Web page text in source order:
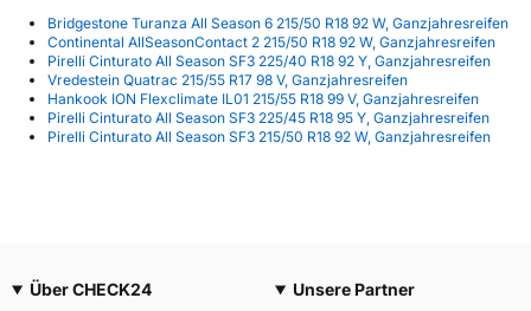
Bridgestone Turanza All Season 6 215/50 R18 92 W, Ganzjahresreifen
Continental AllSeasonContact 2 215/50 R18 92 W, Ganzjahresreifen
Pirelli Cinturato All Season SF3 225/40 R18 92 Y, Ganzjahresreifen
Vredestein Quatrac 215/55 R17 98 V, Ganzjahresreifen
Hankook ION Flexclimate IL01 215/55 R18 99 V, Ganzjahresreifen
Pirelli Cinturato All Season SF3 225/45 R18 95 Y, Ganzjahresreifen
Pirelli Cinturato All Season SF3 215/50 R18 92 W, Ganzjahresreifen
Über CHECK24
Unsere Partner